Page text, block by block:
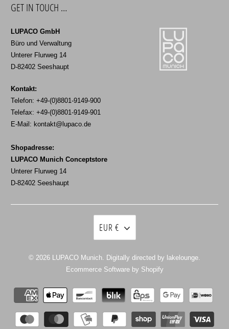
GET IN TOUCH …
LUPACO GmbH
Büro und Verwaltung
Unterer Flurweg 14
D-82402 Seeshaupt
Kontakt:
Telefon: +49-(0)8801-9149-900
Telefax: +49-(0)8801-9149-901
E-Mail: kontakt@lupaco.de
Shopadresse:
LUPACO Munich Conceptstore
Unterer Flurweg 14
D-82402 Seeshaupt
EUR €
© 2026 LUPACO Munich. Digitally directed by lakelounge.
Ecommerce Software by Shopify